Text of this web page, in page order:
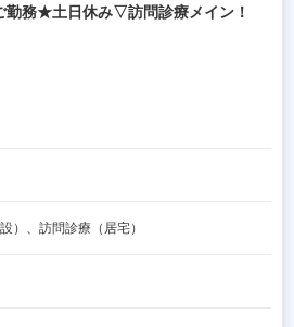
勤務★土日休み▽訪問診療メイン！
）、訪問診療（居宅）